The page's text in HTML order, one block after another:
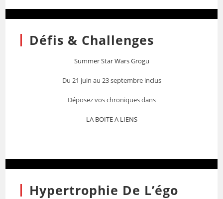
Défis & Challenges
Summer Star Wars Grogu
Du 21 juin au 23 septembre inclus
Déposez vos chroniques dans
LA BOITE A LIENS
Hypertrophie De L’égo